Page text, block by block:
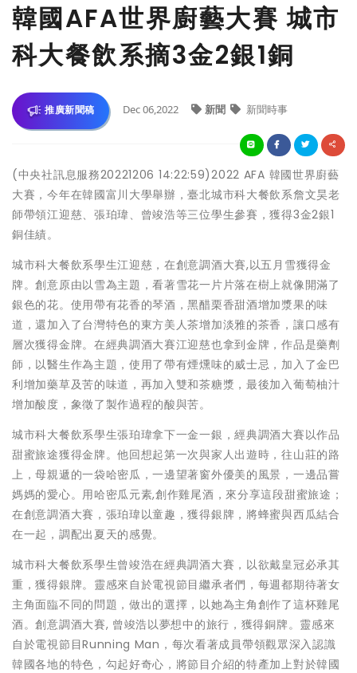
韓國AFA世界廚藝大賽 城市
科大餐飲系摘3金2銀1銅
推廣新聞稿 Dec 06,2022 新聞 新聞時事
(中央社訊息服務20221206 14:22:59)2022 AFA 韓國世界廚藝
大賽，今年在韓國富川大學舉辦，臺北城市科大餐飲系詹文昊老
師帶領江迎慈、張珀瑋、曾竣浩等三位學生參賽，獲得3金2銀1
銅佳績。
城市科大餐飲系學生江迎慈，在創意調酒大賽,以五月雪獲得金
牌。創意原由以雪為主題，看著雪花一片片落在樹上就像開滿了
銀色的花。使用帶有花香的琴酒，黑醋栗香甜酒增加漿果的味
道，還加入了台灣特色的東方美人茶增加淡雅的茶香，讓口感有
層次獲得金牌。在經典調酒大賽江迎慈也拿到金牌，作品是藥劑
師，以醫生作為主題，使用了帶有煙燻味的威士忌，加入了金巴
利增加藥草及苦的味道，再加入雙和茶糖漿，最後加入葡萄柚汁
增加酸度，象徵了製作過程的酸與苦。
城市科大餐飲系學生張珀瑋拿下一金一銀，經典調酒大賽以作品
甜蜜旅途獲得金牌。他回想起第一次與家人出遊時，往山莊的路
上，母親遞的一袋哈密瓜，一邊望著窗外優美的風景，一邊品嘗
媽媽的愛心。用哈密瓜元素,創作雞尾酒，來分享這段甜蜜旅途；
在創意調酒大賽，張珀瑋以童趣，獲得銀牌，將蜂蜜與西瓜結合
在一起，調配出夏天的感覺。
城市科大餐飲系學生曾竣浩在經典調酒大賽，以欲戴皇冠必承其
重，獲得銀牌。靈感來自於電視節目繼承者們，每週都期待著女
主角面臨不同的問題，做出的選擇，以她為主角創作了這杯雞尾
酒。創意調酒大賽, 曾竣浩以夢想中的旅行，獲得銅牌。靈感來
自於電視節目Running Man，每次看著成員帶領觀眾深入認識
韓國各地的特色，勾起好奇心，將節目介紹的特產加上對於韓國